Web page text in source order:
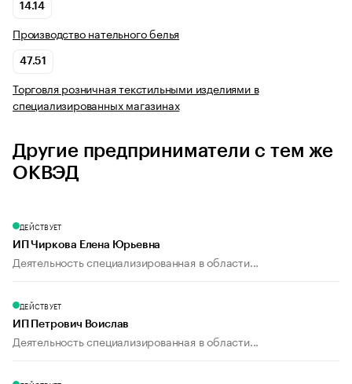
14.14
Производство нательного белья
47.51
Торговля розничная текстильными изделиями в
специализированных магазинах
Другие предприниматели с тем же
ОКВЭД
ДЕЙСТВУЕТ
ИП Чиркова Елена Юрьевна
Деятельность специализированная в области...
ДЕЙСТВУЕТ
ИП Петрович Воислав
Деятельность специализированная в области...